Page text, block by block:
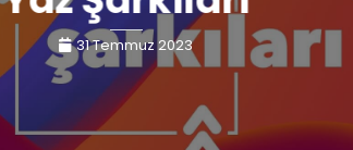
31 Temmuz 2023